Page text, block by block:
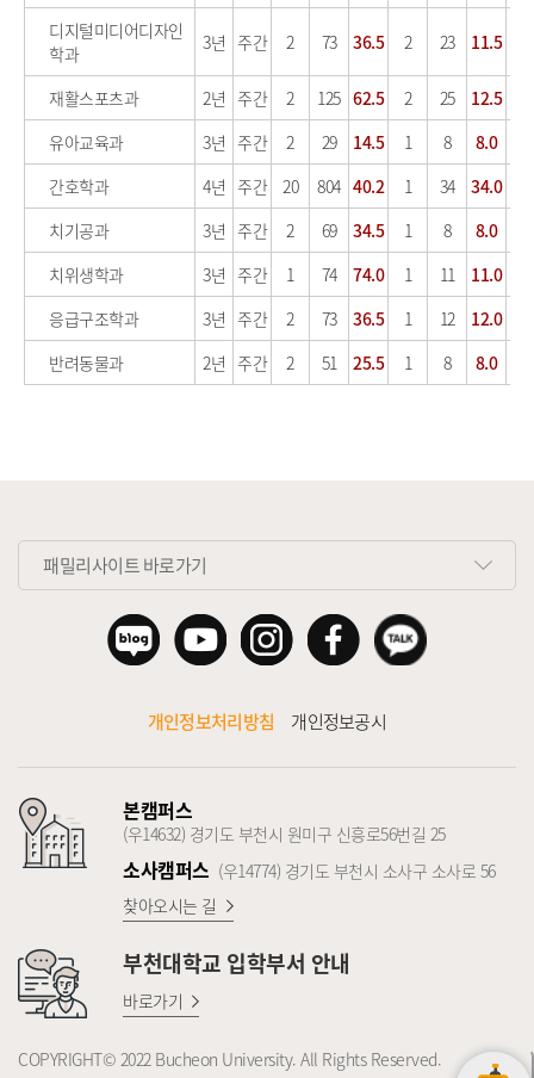
디지털미디어디자인
학과
3년 주간 2 73 36.5 2 23 11.5
재활스포츠과 2년 주간 2 125 62.5 2 25 12.5
유아교육과
3년 주간 2 29 14.5 1 8
8.0
간호학과
4년 주간 20 804 40.2 1 34 34.0
치기공과
3년 주간 2 69 34.5 1 8
8.0
치위생학과
3년 주간 1 74 74.0 1 11
11.0
응급구조학과
3년 주간 2 73 36.5 1 12
12.0
반려동물과
2년 주간 2 51 25.5 1 8 8.0
패밀리사이트 바로가기
개인정보처리방침 개인정보공시
본캠퍼스
(우14632) 경기도 부천시 원미구 신흥로56번길 25
소사캠퍼스 (우14774) 경기도 부천시 소사구 소사로 56
찾아오시는 길
부천대학교 입학부서 안내
바로가기
COPYRIGHT© 2022 Bucheon University. All Rights Reserved.